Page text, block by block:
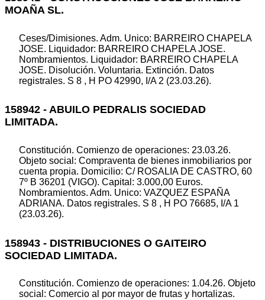
MOAÑA SL.
Ceses/Dimisiones. Adm. Unico: BARREIRO CHAPELA
JOSE. Liquidador: BARREIRO CHAPELA JOSE.
Nombramientos. Liquidador: BARREIRO CHAPELA
JOSE. Disolución. Voluntaria. Extinción. Datos
registrales. S 8 , H PO 42990, I/A 2 (23.03.26).
158942 - ABUILO PEDRALIS SOCIEDAD
LIMITADA.
Constitución. Comienzo de operaciones: 23.03.26.
Objeto social: Compraventa de bienes inmobiliarios por
cuenta propia. Domicilio: C/ ROSALIA DE CASTRO, 60
7º B 36201 (VIGO). Capital: 3.000,00 Euros.
Nombramientos. Adm. Unico: VAZQUEZ ESPAÑA
ADRIANA. Datos registrales. S 8 , H PO 76685, I/A 1
(23.03.26).
158943 - DISTRIBUCIONES O GAITEIRO
SOCIEDAD LIMITADA.
Constitución. Comienzo de operaciones: 1.04.26. Objeto
social: Comercio al por mayor de frutas y hortalizas.